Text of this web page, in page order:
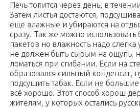
Печь топится через день, в
Затем листья достаются,
еще влажные и убираются на
сразу. Так же можно использовать
пакетов но влажность надо
не должен быть сырым на ощупь,
ломаться при сгибании. Если на
образовался сильный конденсат,
подсушить табак. Если не
всё хорошо. Этот способ хорош
жителям, у которых остались